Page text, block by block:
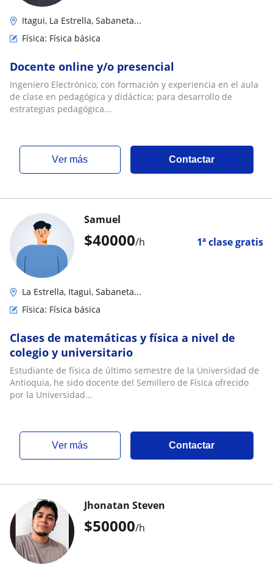
Itagui, La Estrella, Sabaneta...
Física: Física básica
Docente online y/o presencial
Ingeniero Electrónico, con formación y experiencia en el aula
de clase en pedagógica y didáctica; para desarrollo de
estrategias pedagógica...
ver más Contactar
$40000/h 1ª clase gratis
Samuel
La Estrella, Itagui, Sabaneta...
Física: Física básica
Clases de matemáticas y física a nivel de
colegio y universitario
Estudiante de física de último semestre de la Universidad de
Antioquia, he sido docente del Semillero de Física ofrecido
por la Universidad...
ver más Contactar
$50000/h
Jhonatan Steven